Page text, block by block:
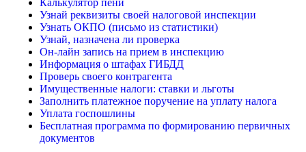
Калькулятор пени
Узнай реквизиты своей налоговой инспекции
Узнать ОКПО (письмо из статистики)
Узнай, назначена ли проверка
Он-лайн запись на прием в инспекцию
Информация о штафах ГИБДД
Проверь своего контрагента
Имущественные налоги: ставки и льготы
Заполнить платежное поручение на уплату налога
Уплата госпошлины
Бесплатная программа по формированию первичных
документов